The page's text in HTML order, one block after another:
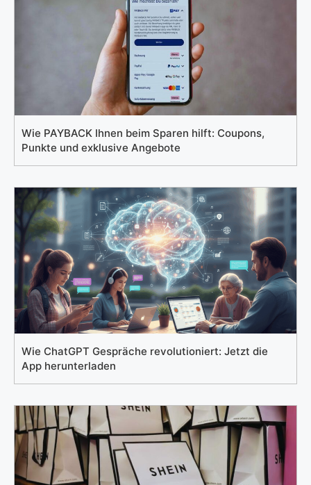
Wie PAYBACK Ihnen beim Sparen hilft: Coupons,
Punkte und exklusive Angebote
Wie ChatGPT Gespräche revolutioniert: Jetzt die
App herunterladen